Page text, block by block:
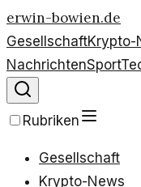
erwin-bowien.de
GesellschaftKrypto-
NachrichtenSport
Rubriken
Gesellschaft
Krypto-News